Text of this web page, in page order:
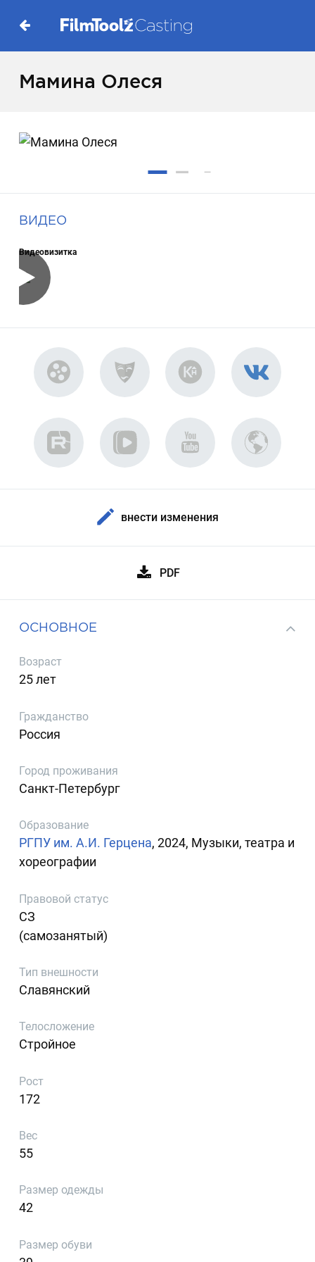
Мамина Олеся
ВИДЕО
Видеовизитка
внести изменения
PDF
ОСНОВНОЕ
Возраст
25 лет
Гражданство
Россия
Город проживания
Санкт-Петербург
Образование
РГПУ им. А.И. Герцена, 2024, Музыки, театра и
хореографии
Правовой статус
СЗ
(самозанятый)
Тип внешности
Славянский
Телосложение
Стройное
Рост
172
Вес
55
Размер одежды
42
Размер обуви